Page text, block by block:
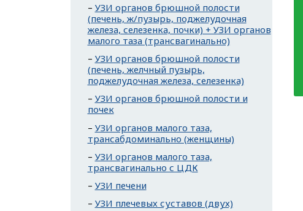
УЗИ органов брюшной полости
(печень, ж/пузырь, поджелудочная
железа, селезенка, почки) + УЗИ органов
малого таза (трансвагинально)
УЗИ органов брюшной полости
(печень, желчный пузырь,
поджелудочная железа, селезенка)
УЗИ органов брюшной полости и
почек
УЗИ органов малого таза,
трансабдоминально (женщины)
УЗИ органов малого таза,
трансвагинально с ЦДК
УЗИ печени
УЗИ плечевых суставов (двух)